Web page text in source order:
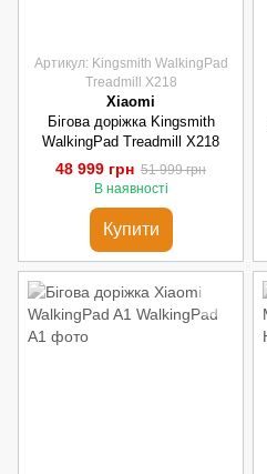
Артикул: Kingsmith WalkingPad
Treadmill X218
Xiaomi
Бігова доріжка Kingsmith
WalkingPad Treadmill X218
48 999 грн 51 999 грн
В наявності
Купити